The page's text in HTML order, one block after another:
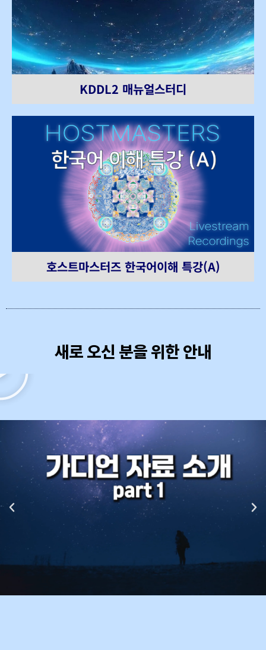
KDDL2 매뉴얼스터디
호스트마스터즈 한국어이해 특강(A)
새로 오신 분을 위한 안내